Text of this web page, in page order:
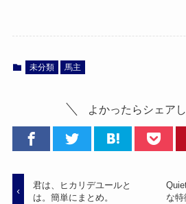
未分類 馬主
よかったらシェアし
君は、ヒカリデユールと
は。簡単にまとめ。
な特